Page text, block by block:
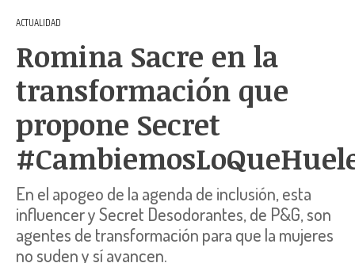
ACTUALIDAD
Romina Sacre en la
transformación que
propone Secret
En el apogeo de la agenda de inclusión, esta
influencer y Secret Desodorantes, de P&G, son
agentes de transformación para que la mujeres
no suden y sí avancen.